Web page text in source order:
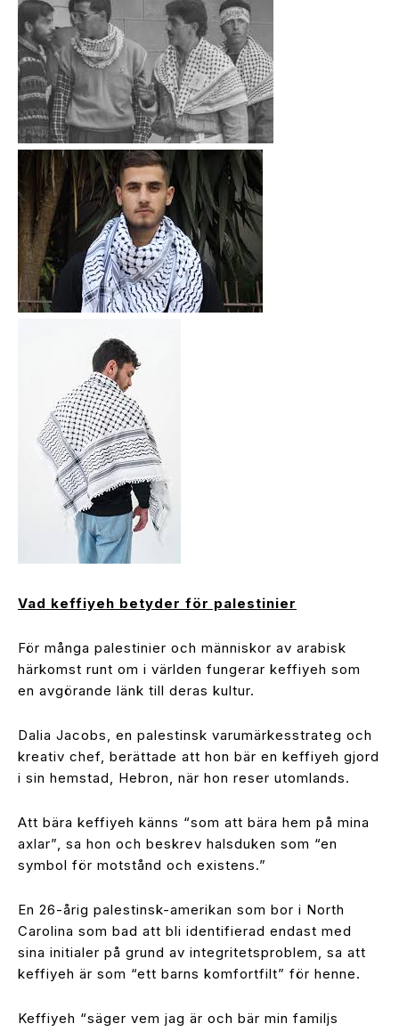
Vad keffiyeh betyder för palestinier
För många palestinier och människor av arabisk
härkomst runt om i världen fungerar keffiyeh som
en avgörande länk till deras kultur.
Dalia Jacobs, en palestinsk varumärkesstrateg och
kreativ chef, berättade att hon bär en keffiyeh gjord
i sin hemstad, Hebron, när hon reser utomlands.
Att bära keffiyeh känns “som att bära hem på mina
axlar”, sa hon och beskrev halsduken som “en
symbol för motstånd och existens.”
En 26-årig palestinsk-amerikan som bor i North
Carolina som bad att bli identifierad endast med
sina initialer på grund av integritetsproblem, sa att
keffiyeh är som “ett barns komfortfilt” för henne.
Keffiyeh “säger vem jag är och bär min familjs